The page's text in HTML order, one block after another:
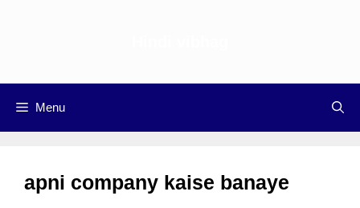
Menu
apni company kaise banaye